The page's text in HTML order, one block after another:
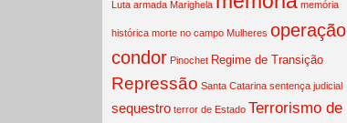
Luta armada Marighela memória
histórica morte no campo Mulheres operação
condor Pinochet Regime de Transição
Repressão Santa Catarina sentença judicial
sequestro terror de Estado Terrorismo de